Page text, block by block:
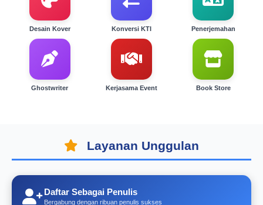
Desain Kover Konversi KTI Penerjemahan
Ghostwriter Kerjasama Event Book Store
Layanan Unggulan
Daftar Sebagai Penulis
Bergabung dengan ribuan penulis sukses